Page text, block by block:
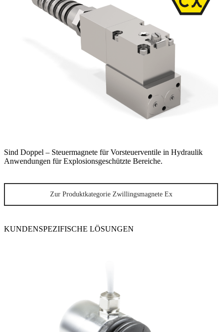
Sind Doppel – Steuermagnete für Vorsteuerventile in Hydraulik
Anwendungen für Explosionsgeschützte Bereiche.
Zur Produktkategorie Zwillingsmagnete Ex
KUNDENSPEZIFISCHE LÖSUNGEN